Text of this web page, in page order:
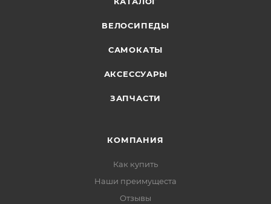
ВЕЛОСИПЕДЫ
САМОКАТЫ
АКСЕССУАРЫ
ЗАПЧАСТИ
КОМПАНИЯ
Как купить
Наши преимущеста
Отзывы